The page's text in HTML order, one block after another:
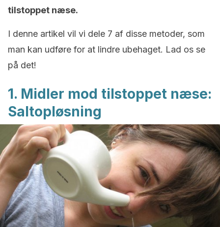
tilstoppet næse.
I denne artikel vil vi dele 7 af disse metoder, som
man kan udføre for at lindre ubehaget. Lad os se
på det!
1. Midler mod tilstoppet næse:
Saltopløsning